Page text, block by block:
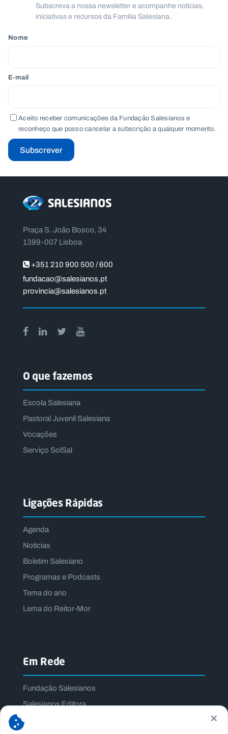
Subscreva a nossa newsletter e acompanhe notícias,
iniciativas e recursos da Família Salesiana.
Nome
E-mail
Aceito receber comunicações da Fundação Salesianos e
reconheço que posso cancelar a subscrição a qualquer momento.
Subscrever
Praça S. João Bosco, 34
1399-007 Lisboa
+351 210 900 500 / 600
fundacao@salesianos.pt
provincia@salesianos.pt
O que fazemos
Escola Salesiana
Pastoral Juvenil Salesiana
Vocações
Serviço SolSal
Ligações Rápidas
Agenda
Notícias
Boletim Salesiano
Programas e Podcasts
Tema do ano
Lema do Reitor-Mor
Em Rede
Fundação Salesianos
Salesianos Editora
Família Salesiana
×